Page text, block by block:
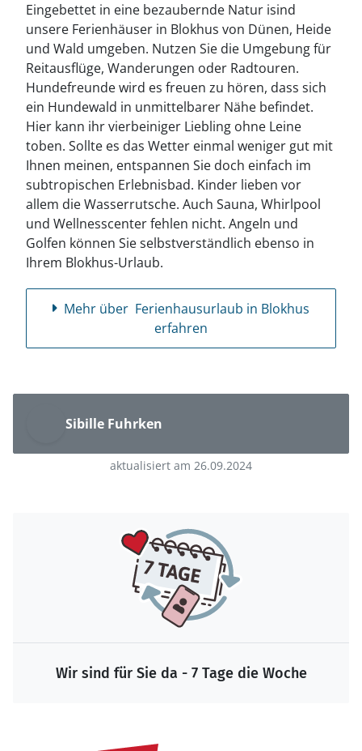
Eingebettet in eine bezaubernde Natur isind
unsere Ferienhäuser in Blokhus von Dünen, Heide
und Wald umgeben. Nutzen Sie die Umgebung für
Reitausflüge, Wanderungen oder Radtouren.
Hundefreunde wird es freuen zu hören, dass sich
ein Hundewald in unmittelbarer Nähe befindet.
Hier kann ihr vierbeiniger Liebling ohne Leine
toben. Sollte es das Wetter einmal weniger gut mit
Ihnen meinen, entspannen Sie doch einfach im
subtropischen Erlebnisbad. Kinder lieben vor
allem die Wasserrutsche. Auch Sauna, Whirlpool
und Wellnesscenter fehlen nicht. Angeln und
Golfen können Sie selbstverständlich ebenso in
Ihrem Blokhus-Urlaub.
Mehr über Ferienhausurlaub in Blokhus
erfahren
Sibille Fuhrken
aktualisiert am 26.09.2024
Wir sind für Sie da - 7 Tage die Woche